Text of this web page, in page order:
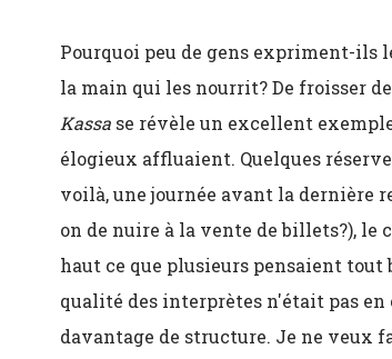
Pourquoi peu de gens expriment-ils
la main qui les nourrit? De froisser
Kassase révèle un excellent
élogieux affluaient. Quelques
voilà, une journée avant la dernière
on de nuire à la vente de billets?), le
haut ce que plusieurs pensaient tout
qualité des interprètes n'était pas
davantage de structure. Je ne veux